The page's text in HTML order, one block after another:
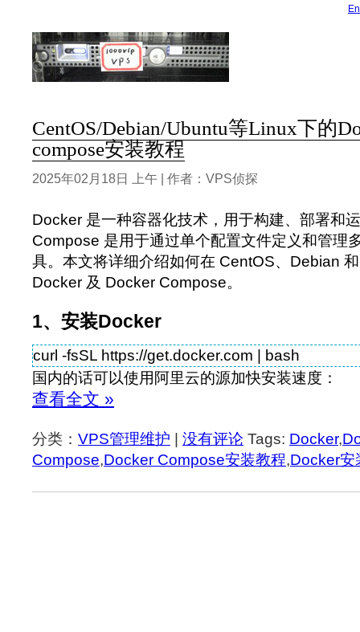
CentOS/Debian/Ubuntu等Linux下的
compose安装教程
2025年02月18日 上午 | 作者：VPS侦探
Docker 是一种容器化技术，用于构建、部署和
Compose 是用于通过单个配置文件定义和管理
具。本文将详细介绍如何在 CentOS、Debian
Docker 及 Docker Compose。
1、安装Docker
curl -fsSL https://get.docker.com | bash
国内的话可以使用阿里云的源加快安装速度：
查看全文 »
分类： VPS管理维护 | 没有评论 Tags: Docker,
Compose,Docker Compose安装教程,Docker安